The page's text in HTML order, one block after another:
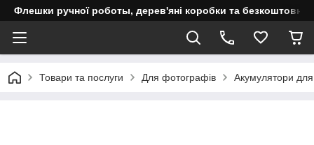
Флешки ручної роботы, дерев'яні коробки та безкоштовне
Товари та послуги Для фотографів Акумулятори